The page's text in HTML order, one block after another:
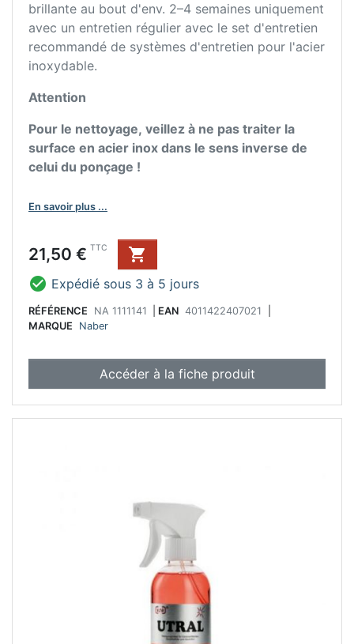
brillante au bout d'env. 2–4 semaines uniquement
avec un entretien régulier avec le set d'entretien
recommandé de systèmes d'entretien pour l'acier
inoxydable.
Attention
Pour le nettoyage, veillez à ne pas traiter la
surface en acier inox dans le sens inverse de
celui du ponçage !
En savoir plus ...
Prix
21,50 € TTC

 Expédié sous 3 à 5 jours
RÉFÉRENCE NA 1111141 EAN 4011422407021
MARQUE
Naber
Accéder à la fiche produit